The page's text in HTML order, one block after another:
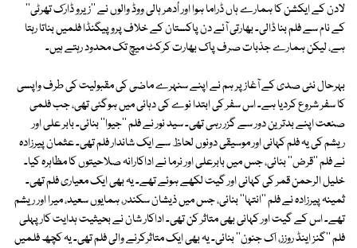
لادن کے ایکشن کا ہمارے ہاں ڈراما ہوا اور اُدھر ہالی ووڈ والوں نے ''زیرو ڈارک تھرٹی''
کے نام سے فلم بنا ڈالی۔ بھارتی آئے دن پاکستان کے خلاف پروپیگنڈا فلمیں بناتا رہتا
ہے، لیکن ہمارے جذبات صرف پاک بھارت کرکٹ میچ تک محدود رہتے ہیں۔
بہرحال نئی صدی کے آغاز پر ہم نے اپنے سنہرے ماضی کی مقبولیت کی طرف واپسی
کا سفر شروع کردیا ہے۔ اس سفر کی ابتدا نوے کی دہائی میں ہوگئی تھی، جب فلمی
صنعت اپنے بدترین دور سے گزر رہی تھی۔ سید نور نے فلم ''جیوا'' بنائی۔ بابر علی اور
ریشم کی یہ فلم کہانی اور موسیقی دونوں لحاظ سے ایک شاندار فلم تھی۔ عثمان پیرزادہ
نے فلم ''قرض'' بنائی، جس میں بابرعلی اور نرما نے اداکارانہ صلاحیتوں کا مظاہرہ کیا۔
خلیل الرحمن قمر کی کہانی اور گیت لکھے ہوئے تھے۔ یہ بھی ایک معیاری فلم تھی۔
ثمینہ پیرزادہ نے فلم ''انتہا'' بنائی، جس میں ذیشان سکندر، ہمایوں سعید، میرا اور ریشم
تھے۔ اس کے گیت اور کہانی بھی متاثر کن تھی۔ اداکار شان نے بحیثیت ہدایت کار پہلی
فلم ''گنز اینڈ روزز، اک جنون'' بنائی۔ یہ بھی ایک متاثرکرنے والی فلم تھی۔ یہ کچھ فلمیں